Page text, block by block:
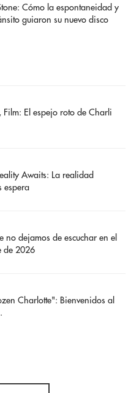
Cómo la espontaneidad y
guiaron su nuevo disco
Film: El espejo roto de Charli
Awaits: La realidad
espera
no dejamos de escuchar en el
de 2026
Charlotte": Bienvenidos al